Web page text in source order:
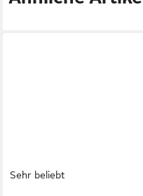
Sehr beliebt